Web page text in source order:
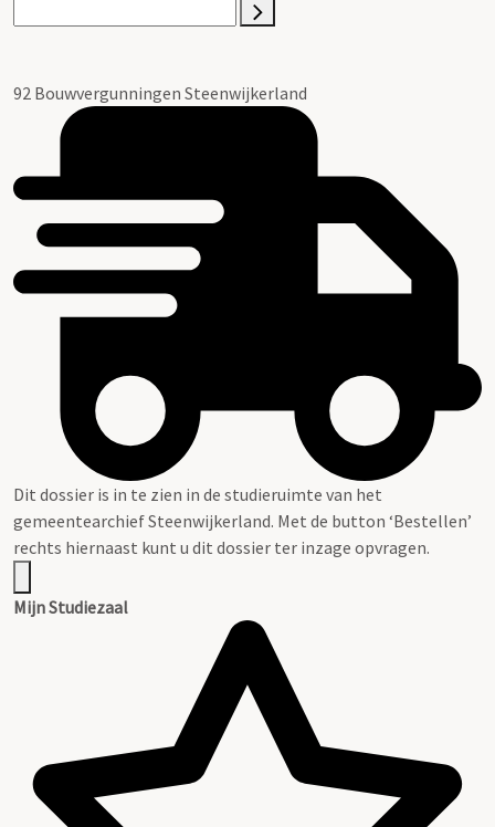
92 Bouwvergunningen Steenwijkerland
Dit dossier is in te zien in de studieruimte van het
gemeentearchief Steenwijkerland. Met de button ‘Bestellen’
rechts hiernaast kunt u dit dossier ter inzage opvragen.
Mijn Studiezaal